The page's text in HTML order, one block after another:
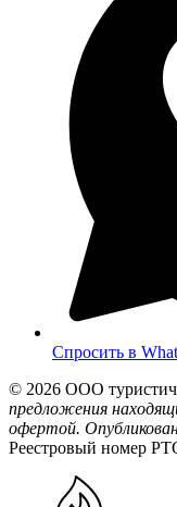
Спросить в
© 2026 ООО
предложения
офертой.
Реестровый номер